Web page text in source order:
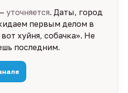
уточняется. Даты, город
первым делом в
хуйня, собачка». Не
последним.